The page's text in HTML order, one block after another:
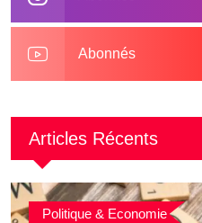
Abonnés
Articles Récents
Politique & Economie